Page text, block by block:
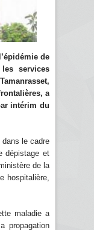
de
services
a
intérim du
dans le cadre
dépistage et
de la
hospitalière,
maladie a
propagation